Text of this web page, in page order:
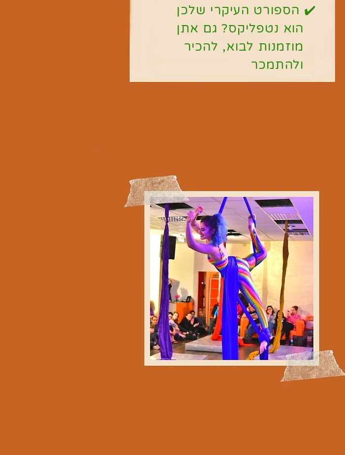
✔️ הספורט העיקרי שלכן
הוא נטפליקס? גם אתן
מוזמנות לבוא, להכיר
ולהתמכר